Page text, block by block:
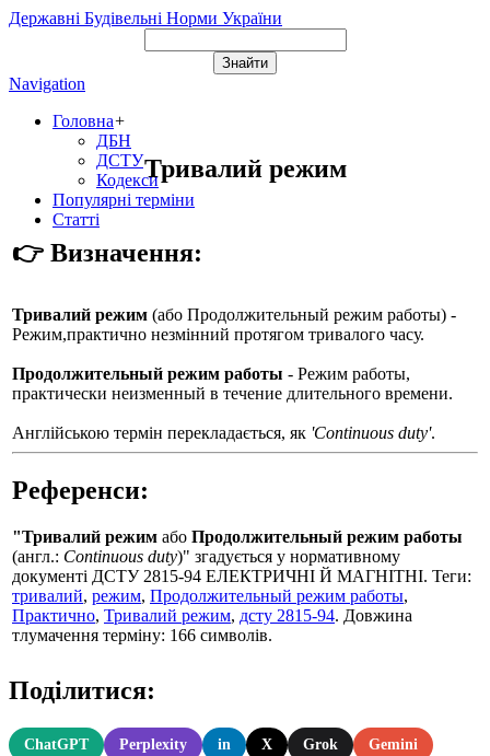
Державні Будівельні Норми України
Navigation
Головна+
ДБН
ДСТУ
Кодекси
Популярні терміни
Статті
Тривалий режим
👉 Визначення:
Тривалий режим (або Продолжительный режим работы) -
Режим,практично незмінний протягом тривалого часу.
Продолжительный режим работы - Режим работы,
практически неизменный в течение длительного времени.
Англійською термін перекладається, як 'Continuous duty'.
Референси:
"Тривалий режим або Продолжительный режим работы
(англ.: Continuous duty)" згадується у нормативному
документі ДСТУ 2815-94 ЕЛЕКТРИЧНІ Й МАГНІТНІ. Теги:
тривалий, режим, Продолжительный режим работы,
Практично, Тривалий режим, дсту 2815-94. Довжина
тлумачення терміну: 166 символів.
Поділитися:
ChatGPT Perplexity in X Grok Gemini